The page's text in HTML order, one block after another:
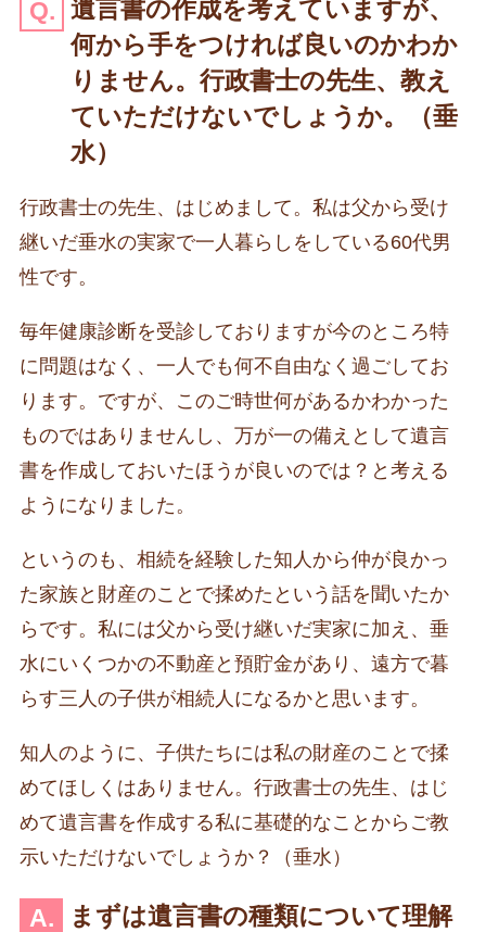
遺言書の作成を考えていますが、
何から手をつければ良いのかわか
りません。行政書士の先生、教え
ていただけないでしょうか。（垂
水）
行政書士の先生、はじめまして。私は父から受け
継いだ垂水の実家で一人暮らしをしている60代男
性です。
毎年健康診断を受診しておりますが今のところ特
に問題はなく、一人でも何不自由なく過ごしてお
ります。ですが、このご時世何があるかわかった
ものではありませんし、万が一の備えとして遺言
書を作成しておいたほうが良いのでは？と考える
ようになりました。
というのも、相続を経験した知人から仲が良かっ
た家族と財産のことで揉めたという話を聞いたか
らです。私には父から受け継いだ実家に加え、垂
水にいくつかの不動産と預貯金があり、遠方で暮
らす三人の子供が相続人になるかと思います。
知人のように、子供たちには私の財産のことで揉
めてほしくはありません。行政書士の先生、はじ
めて遺言書を作成する私に基礎的なことからご教
示いただけないでしょうか？（垂水）
まずは遺言書の種類について理解